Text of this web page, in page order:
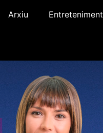
Arxiu Entreteniment